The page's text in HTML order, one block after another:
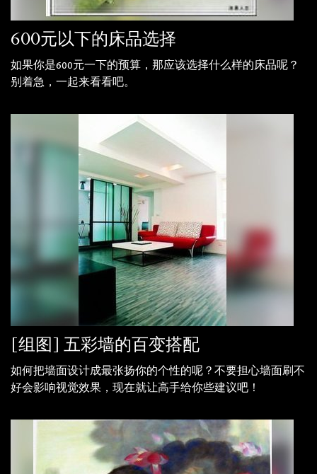
600元以下的床品选择
如果你是600元一下的预算，那应该选择什么样的床品呢？
别着急，一起来看看吧。
[组图] 五彩墙的百变搭配
如何把墙面设计成最张扬你的个性的呢？不要担心墙面刷不
好会影响视觉效果，现在就让高手给你些建议吧！